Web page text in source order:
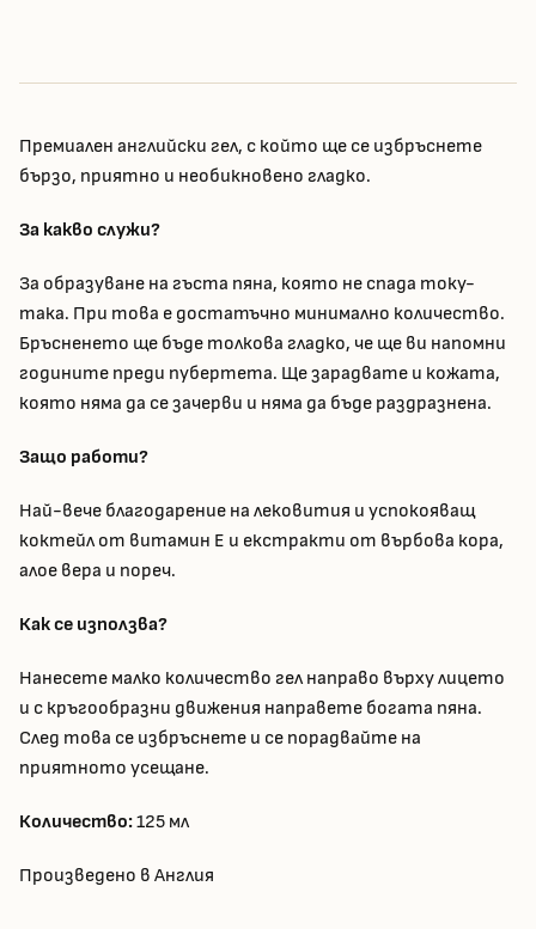
Премиален английски гел, с който ще се избръснете
бързо, приятно и необикновено гладко.
За какво служи?
За образуване на гъста пяна, която не спада току-
така. При това е достатъчно минимално количество.
Бръсненето ще бъде толкова гладко, че ще ви напомни
годините преди пубертета. Ще зарадвате и кожата,
която няма да се зачерви и няма да бъде раздразнена.
Защо работи?
Най-вече благодарение на лековития и успокояващ
коктейл от витамин E и екстракти от върбова кора,
алое вера и пореч.
Как се използва?
Нанесете малко количество гел направо върху лицето
и с кръгообразни движения направете богата пяна.
След това се избръснете и се порадвайте на
приятното усещане.
Количество:125 мл
Произведено в Англия